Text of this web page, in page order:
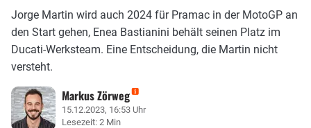
Jorge Martin wird auch 2024 für Pramac in der MotoGP an
den Start gehen, Enea Bastianini behält seinen Platz im
Ducati-Werksteam. Eine Entscheidung, die Martin nicht
versteht.
Markus Zörweg
15.12.2023, 16:53 Uhr
Lesezeit: 2 Min